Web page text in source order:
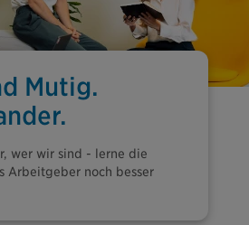
Mutig.
wer wir sind - lerne die
Arbeitgeber noch besser